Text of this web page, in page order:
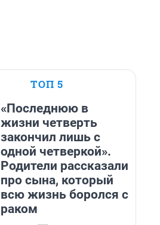
ТОП 5
«Последнюю в
жизни четверть
закончил лишь с
одной четверкой».
Родители рассказали
про сына, который
всю жизнь боролся с
раком